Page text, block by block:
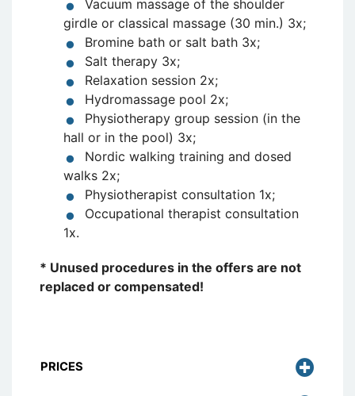
Vacuum massage of the shoulder
girdle or classical massage (30 min.) 3x;
Bromine bath or salt bath 3x;
Salt therapy 3x;
Relaxation session 2x;
Hydromassage pool 2x;
Physiotherapy group session (in the
hall or in the pool) 3x;
Nordic walking training and dosed
walks 2x;
Physiotherapist consultation 1x;
Occupational therapist consultation
1x.
* Unused procedures in the offers are not
replaced or compensated!
PRICES